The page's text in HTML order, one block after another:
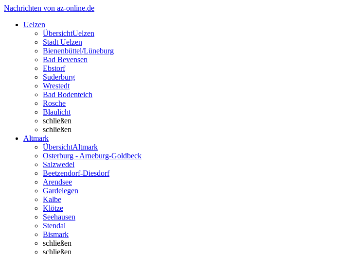
Nachrichten von az-online.de
Uelzen
ÜbersichtUelzen
Stadt Uelzen
Bienenbüttel/Lüneburg
Bad Bevensen
Ebstorf
Suderburg
Wrestedt
Bad Bodenteich
Rosche
Blaulicht
schließen
schließen
Altmark
ÜbersichtAltmark
Osterburg - Arneburg-Goldbeck
Salzwedel
Beetzendorf-Diesdorf
Arendsee
Gardelegen
Kalbe
Klötze
Seehausen
Stendal
Bismark
schließen
schließen